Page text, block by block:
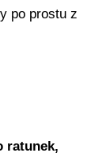
po prostu z
ratunek,